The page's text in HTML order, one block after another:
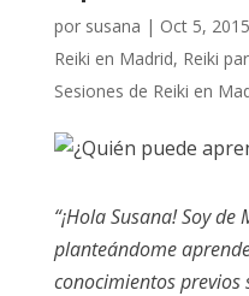
por susana | Oct 5, 2015
Reiki en Madrid, Reiki
Sesiones de Reiki en
“¡Hola Susana! Soy de
planteándome
conocimientos